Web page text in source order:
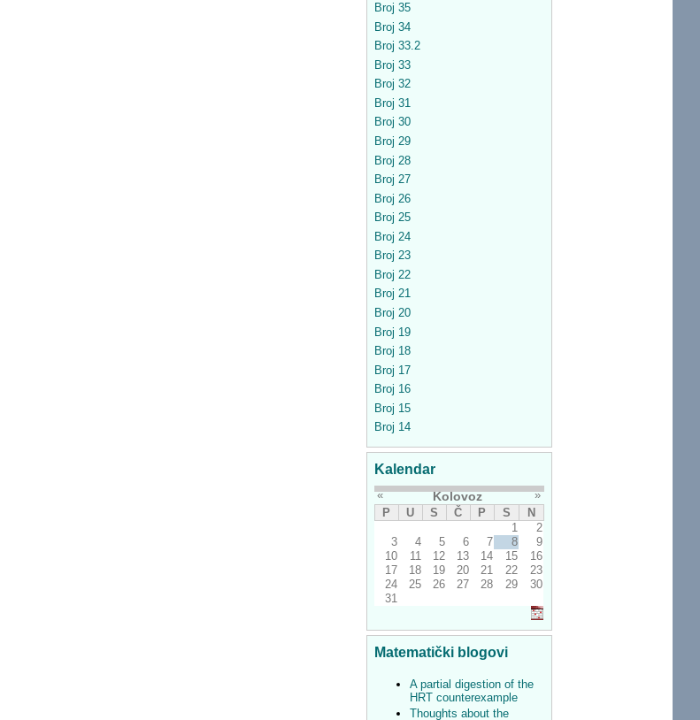
Broj 35
Broj 34
Broj 33.2
Broj 33
Broj 32
Broj 31
Broj 30
Broj 29
Broj 28
Broj 27
Broj 26
Broj 25
Broj 24
Broj 23
Broj 22
Broj 21
Broj 20
Broj 19
Broj 18
Broj 17
Broj 16
Broj 15
Broj 14
Kalendar
« Kolovoz
»
P
U S Č P S
N
1
2
3
4 5 6 7 8
9
10
11 12 13 14 15
16
17
18 19 20 21 22
23
24
25 26 27 28 29
30
31
Matematički blogovi
A partial digestion of the
HRT counterexample
Thoughts about the